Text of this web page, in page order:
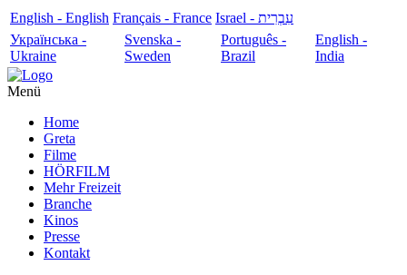
English - English Français - France
עִבְרִית - Israel
Українська -
Ukraine
Svenska -
Sweden
Português -
Brazil
English -
India
Menü
Home
Greta
Filme
HÖRFILM
Mehr Freizeit
Branche
Kinos
Presse
Kontakt